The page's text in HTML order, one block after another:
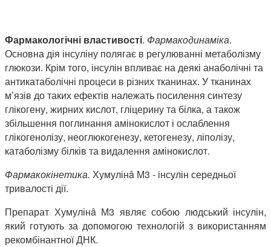
Фармакологічні властивості. Фармакодинаміка.
Основна дія інсуліну полягає в регулюванні метаболізму
глюкози. Крім того, інсулін впливає на деякі анаболічні та
антикатаболічні процеси в різних тканинах. У тканинах
м’язів до таких ефектів належать посилення синтезу
глікогену, жирних кислот, гліцерину та білка, а також
збільшення поглинання амінокислот і ослаблення
глікогенолізу, неоглюкогенезу, кетогенезу, ліполізу,
катаболізму білків та видалення амінокислот.
Фармакокінетика. Хумулінâ М3 - інсулін середньої
тривалості дії.
Препарат Хумулінâ М3 являє собою людський інсулін,
який готують за допомогою технологій з використанням
рекомбінантної ДНК.